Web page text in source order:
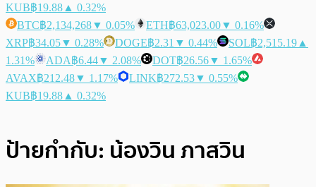
KUB฿19.88 ▲ 0.32%
BTC฿2,134,268▼ 0.05% ETH฿63,023.00▼ 0.16%
XRP฿34.05▼ 0.28% DOGE฿2.31 ▼ 0.44% SOL฿2,515.19 ▲
1.31%
ADA฿6.44▼ 2.08% DOT฿26.56▼ 1.65%
AVAX฿212.48▼ 1.17% LINK฿272.53▼ 0.55%
KUB฿19.88 ▲ 0.32%
ป้ายกำกับ: น้องวิน ภาสวิน